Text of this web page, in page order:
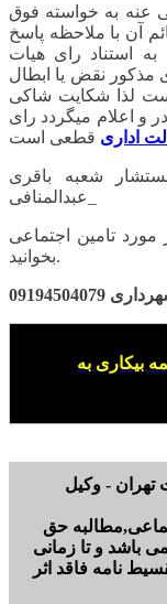
به خواسته فوق
آن با ملاحظه پاسخ
استناد رای هیات
مذکور نقض یا ابطال
است لذا شکایت شاکی
و اعلام میگردد رای
مستشار شعبه باقری
_عبدالمنافی
مورد تامین اجتماعی
بخوانید.
بیکاری به
تهران - وکیل
حق
باشد و تا زمانی
نامه فاقد اثر